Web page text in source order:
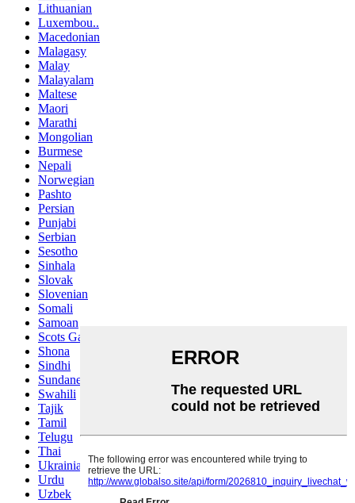
Lithuanian
Luxembou..
Macedonian
Malagasy
Malay
Malayalam
Maltese
Maori
Marathi
Mongolian
Burmese
Nepali
Norwegian
Pashto
Persian
Punjabi
Serbian
Sesotho
Sinhala
Slovak
Slovenian
Somali
Samoan
Scots Gaelic
Shona
Sindhi
Sundanese
Swahili
Tajik
Tamil
Telugu
Thai
Ukrainian
Urdu
Uzbek